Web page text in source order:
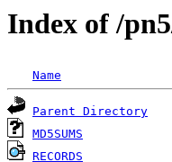
Index of /
Name
Parent Directory
MD5SUMS
RECORDS